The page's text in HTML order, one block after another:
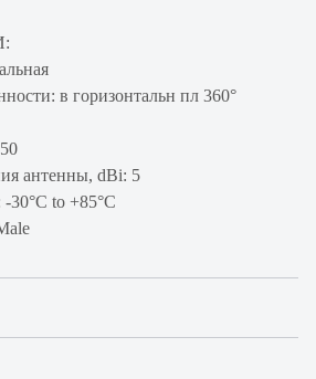
в горизонтальн пл 360°
антенны, dBi: 5
-30°C to +85°C